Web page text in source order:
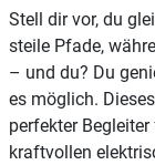
Stell dir vor, du
steile Pfade,
– und du? Du
es möglich.
perfekter
kraftvollen